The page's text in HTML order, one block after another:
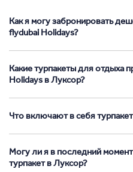
Как я могу забронировать
flydubai Holidays?
Какие турпакеты для отдыха
Holidays в Луксор?
Что включают в себя
Могу ли я в последний
турпакет в Луксор?